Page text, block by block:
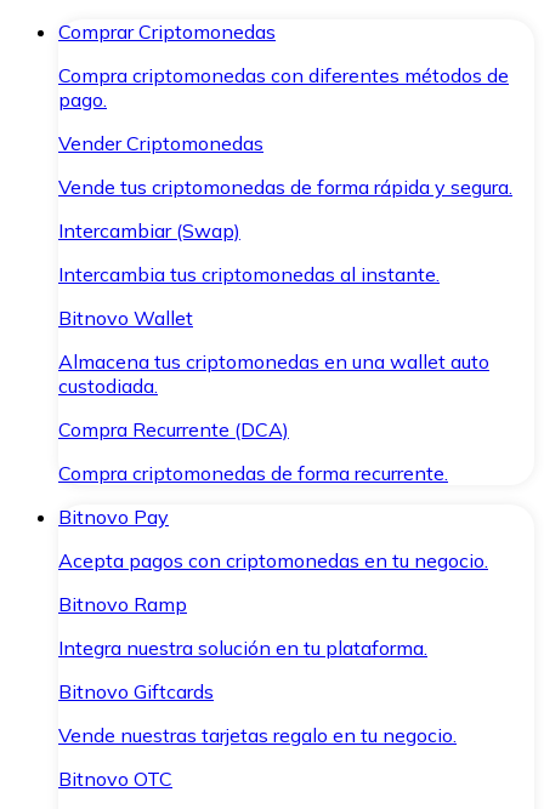
Comprar Criptomonedas
Compra criptomonedas con diferentes métodos de
pago.
Vender Criptomonedas
Vende tus criptomonedas de forma rápida y segura.
Intercambiar (Swap)
Intercambia tus criptomonedas al instante.
Bitnovo Wallet
Almacena tus criptomonedas en una wallet auto
custodiada.
Compra Recurrente (DCA)
Compra criptomonedas de forma recurrente.
Bitnovo Pay
Acepta pagos con criptomonedas en tu negocio.
Bitnovo Ramp
Integra nuestra solución en tu plataforma.
Bitnovo Giftcards
Vende nuestras tarjetas regalo en tu negocio.
Bitnovo OTC